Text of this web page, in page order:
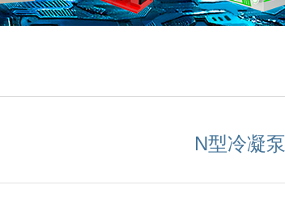
N型冷凝泵